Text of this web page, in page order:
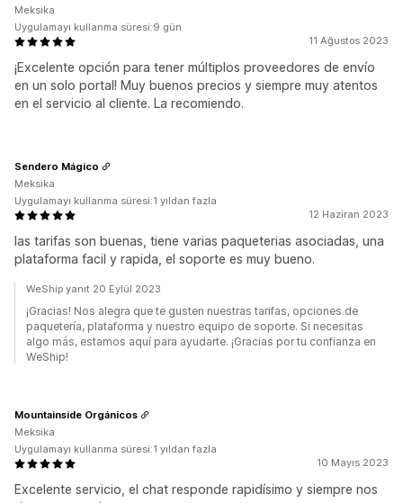
11 Ağustos 2023
¡Excelente opción para tener múltiplos proveedores de envío
en un solo portal! Muy buenos precios y siempre muy atentos
en el servicio al cliente. La recomiendo.
Meksika
Uygulamayı kullanma süresi:9 gün
12 Haziran 2023
las tarifas son buenas, tiene varias paqueterias asociadas, una
plataforma facil y rapida, el soporte es muy bueno.
Sendero Mágico
Meksika
Uygulamayı kullanma süresi:1 yıldan fazla
WeShip yanıt 20 Eylül 2023
¡Gracias! Nos alegra que te gusten nuestras tarifas, opciones de
paquetería, plataforma y nuestro equipo de soporte. Si necesitas
algo más, estamos aquí para ayudarte. ¡Gracias por tu confianza en
WeShip!
10 Mayıs 2023
Excelente servicio, el chat responde rapidísimo y siempre nos
Mountainside Orgánicos
Meksika
Uygulamayı kullanma süresi:1 yıldan fazla